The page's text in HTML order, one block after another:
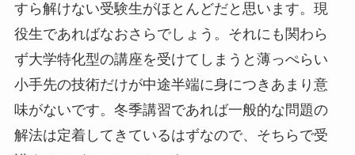
すら解けない受験生がほとんどだと思います。現
役生であればなおさらでしょう。それにも関わら
ず大学特化型の講座を受けてしまうと薄っぺらい
小手先の技術だけが中途半端に身につきあまり意
味がないです。冬季講習であれば一般的な問題の
解法は定着してきているはずなので、そちらで受